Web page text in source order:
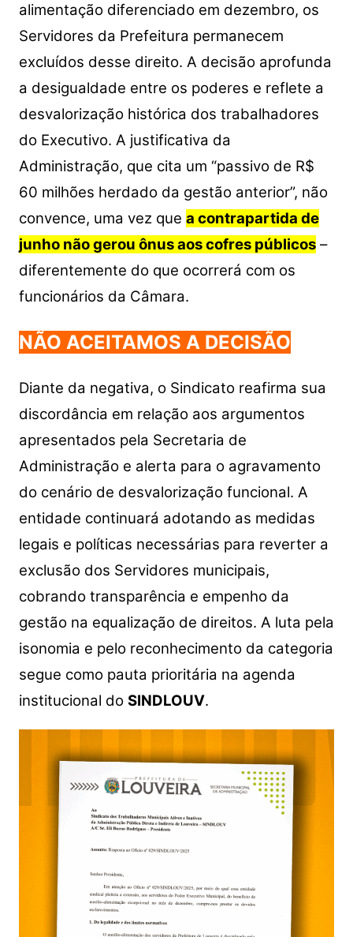
alimentação diferenciado em dezembro, os
Servidores da Prefeitura permanecem
excluídos desse direito. A decisão aprofunda
a desigualdade entre os poderes e reflete a
desvalorização histórica dos trabalhadores
do Executivo. A justificativa da
Administração, que cita um “passivo de R$
60 milhões herdado da gestão anterior”, não
convence, uma vez que a contrapartida de
junho não gerou ônus aos cofres públicos–
diferentemente do que ocorrerá com os
funcionários da Câmara.
NÃO ACEITAMOS A DECISÃO
Diante da negativa, o Sindicato reafirma sua
discordância em relação aos argumentos
apresentados pela Secretaria de
Administração e alerta para o agravamento
do cenário de desvalorização funcional. A
entidade continuará adotando as medidas
legais e políticas necessárias para reverter a
exclusão dos Servidores municipais,
cobrando transparência e empenho da
gestão na equalização de direitos. A luta pela
isonomia e pelo reconhecimento da categoria
segue como pauta prioritária na agenda
institucional do SINDLOUV.